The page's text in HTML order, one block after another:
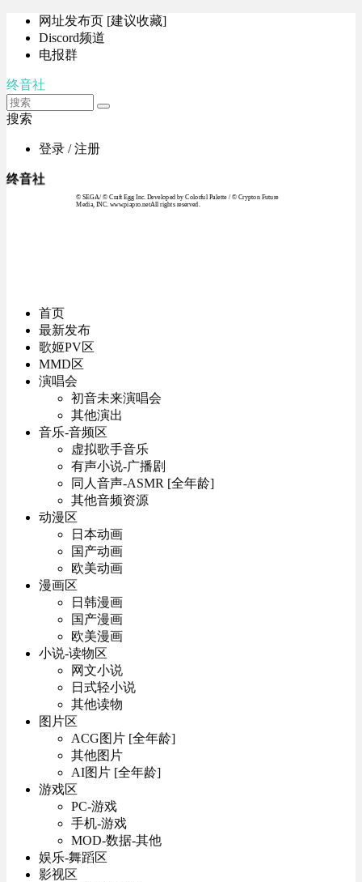
网址发布页 [建议收藏]
Discord频道
电报群
终音社
搜索
登录 / 注册
终音社
© SEGA / © Craft Egg Inc. Developed by Colorful Palette / © Crypton Future
Media, INC. www.piapro.netAll rights reserved.
首页
最新发布
歌姬PV区
MMD区
演唱会
初音未来演唱会
其他演出
音乐-音频区
虚拟歌手音乐
有声小说-广播剧
同人音声-ASMR [全年龄]
其他音频资源
动漫区
日本动画
国产动画
欧美动画
漫画区
日韩漫画
国产漫画
欧美漫画
小说-读物区
网文小说
日式轻小说
其他读物
图片区
ACG图片 [全年龄]
其他图片
AI图片 [全年龄]
游戏区
PC-游戏
手机-游戏
MOD-数据-其他
娱乐-舞蹈区
影视区